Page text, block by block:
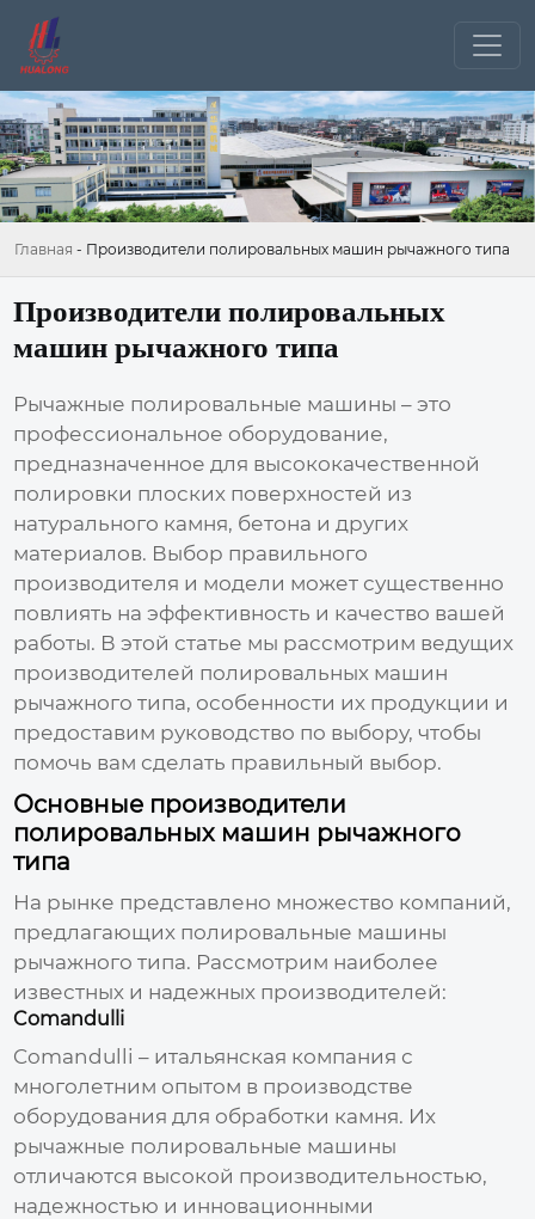
Главная - Производители полировальных машин рычажного типа
Производители полировальных
машин рычажного типа
Рычажные полировальные машины – это
профессиональное оборудование,
предназначенное для высококачественной
полировки плоских поверхностей из
натурального камня, бетона и других
материалов. Выбор правильного
производителя и модели может существенно
повлиять на эффективность и качество вашей
работы. В этой статье мы рассмотрим ведущих
производителей полировальных машин
рычажного типа, особенности их продукции и
предоставим руководство по выбору, чтобы
помочь вам сделать правильный выбор.
Основные производители
полировальных машин рычажного
типа
На рынке представлено множество компаний,
предлагающих полировальные машины
рычажного типа. Рассмотрим наиболее
известных и надежных производителей:
Comandulli
Comandulli – итальянская компания с
многолетним опытом в производстве
оборудования для обработки камня. Их
рычажные полировальные машины
отличаются высокой производительностью,
надежностью и инновационными